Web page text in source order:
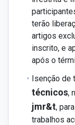
terão
artigos
inscrito, e
após o
Isenção de
técnicos,
jmr&t,
trabalhos